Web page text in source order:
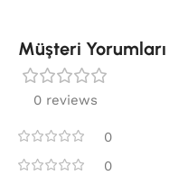
Müşteri Yorumları
0 reviews
0
0